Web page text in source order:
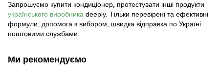
Запрошуємо купити кондиціонер, протестувати інші продукти
українського виробника deeply. Тільки перевірені та ефективні
формули, допомога з вибором, швидка відправка по Україні
поштовими службами.
Ми рекомендуємо